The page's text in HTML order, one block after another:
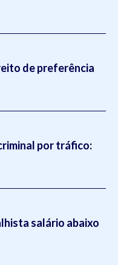
de preferência
por tráfico:
salário abaixo